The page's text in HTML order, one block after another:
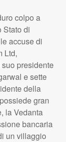
colpo a
Stato di
accuse di
Ltd,
presidente
e sette
della
gran
la Vedanta
bancaria
un villaggio